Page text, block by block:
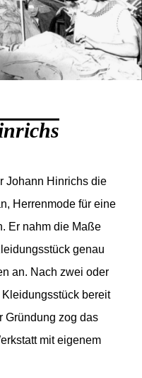
Johann Hinrichs die
Herrenmode für eine
Er nahm die Maße
genau
an. Nach zwei oder
bereit
Gründung zog das
mit eigenem